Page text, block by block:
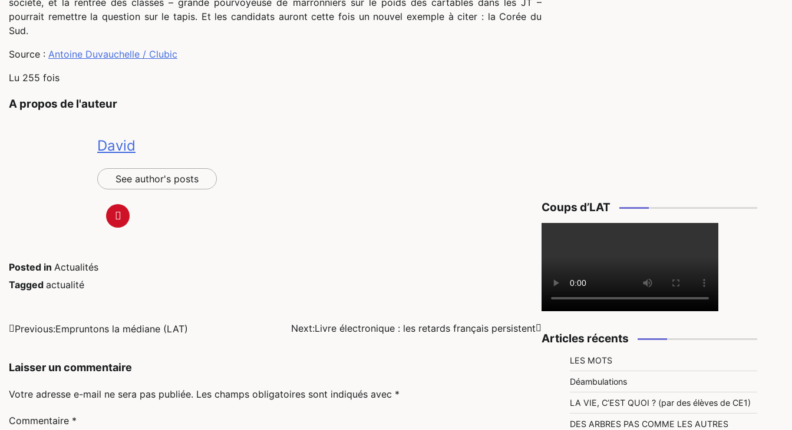
société, et la rentrée des classes – grande pourvoyeuse de marronniers sur le poids des cartables dans les JT –
pourrait remettre la question sur le tapis. Et les candidats auront cette fois un nouvel exemple à citer : la Corée du
Sud.
Source : Antoine Duvauchelle / Clubic
Lu 255 fois
A propos de l'auteur
David
See author's posts
Posted in Actualités
Tagged actualité
Navigation
l’article
Previous:Empruntons la médiane (LAT) Next:Livre électronique : les retards français persistent
Laisser un commentaire
Votre adresse e-mail ne sera pas publiée. Les champs obligatoires sont indiqués avec *
Commentaire *
Coups d’LAT
Articles récents
LES MOTS
Déambulations
LA VIE, C’EST QUOI ? (par des élèves de CE1)
DES ARBRES PAS COMME LES AUTRES